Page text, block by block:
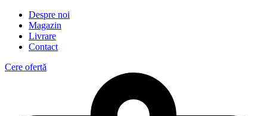
Despre noi
Magazin
Livrare
Contact
Cere ofertă